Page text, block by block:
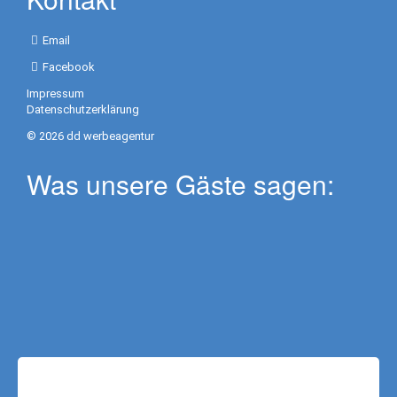
Mt.
Batur
Besakih
Beach
Aktivitäten
Email
Facebook
Impressum
Datenschutzerklärung
© 2026 dd werbeagentur
Was unsere Gäste sagen: